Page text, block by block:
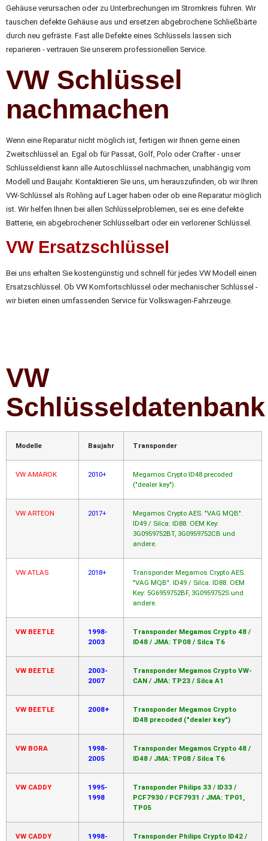
Gehäuse verursachen oder zu Unterbrechungen im Stromkreis führen. Wir
tauschen defekte Gehäuse aus und ersetzen abgebrochene Schließbärte
durch neu gefräste. Fast alle Defekte eines Schlüssels lassen sich
reparieren - vertrauen Sie unserem professionellen Service.
VW Schlüssel
nachmachen
Wenn eine Reparatur nicht möglich ist, fertigen wir Ihnen gerne einen
Zweitschlüssel an. Egal ob für Passat, Golf, Polo oder Crafter - unser
Schlüsseldienst kann alle Autoschlüssel nachmachen, unabhängig vom
Modell und Baujahr. Kontaktieren Sie uns, um herauszufinden, ob wir Ihren
VW-Schlüssel als Rohling auf Lager haben oder ob eine Reparatur möglich
ist. Wir helfen Ihnen bei allen Schlüsselproblemen, sei es eine defekte
Batterie, ein abgebrochener Schlüsselbart oder ein verlorener Schlüssel.
VW Ersatzschlüssel
Bei uns erhalten Sie kostengünstig und schnell für jedes VW Modell einen
Ersatzschlüssel. Ob VW Komfortschlüssel oder mechanischer Schlüssel -
wir bieten einen umfassenden Service für Volkswagen-Fahrzeuge.
VW
Schlüsseldatenbank
Modelle Baujahr Transponder
VW AMAROK 2010+
Megamos Crypto ID48 precoded
("dealer key").
VW ARTEON 2017+
Megamos Crypto AES. "VAG MQB".
ID49 / Silca: ID88. OEM Key:
3G0959752BT, 3G0959752CB und
andere.
VW ATLAS 2018+
Transponder Megamos Crypto AES.
"VAG MQB". ID49 / Silca: ID88. OEM
Key: 5G6959752BF, 3G0959752S und
andere.
VW BEETLE
1998-
2003
Transponder Megamos Crypto 48 /
ID48 / JMA: TP08 / Silca T6
VW BEETLE
2003-
2007
Transponder Megamos Crypto VW-
CAN / JMA: TP23 / Silca A1
VW BEETLE 2008+
Transponder Megamos Crypto
ID48 precoded ("dealer key")
VW BORA
1998-
2005
Transponder Megamos Crypto 48 /
ID48 / JMA: TP08 / Silca T6
VW CADDY
1995-
1998
Transponder Philips 33 / ID33 /
PCF7930 / PCF7931 / JMA: TP01,
TP05
VW CADDY
1998-
Transponder Philips Crypto ID42 /